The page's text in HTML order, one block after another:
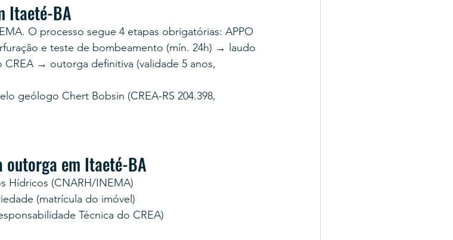
Itaeté-BA
O processo segue 4 etapas obrigatórias: APPO
e teste de bombeamento (mín. 24h) → laudo
→ outorga definitiva (validade 5 anos,
geólogo Chert Bobsin (CREA-RS 204.398,
outorga em Itaeté-BA
Hídricos (CNARH/INEMA)
(matrícula do imóvel)
Técnica do CREA)